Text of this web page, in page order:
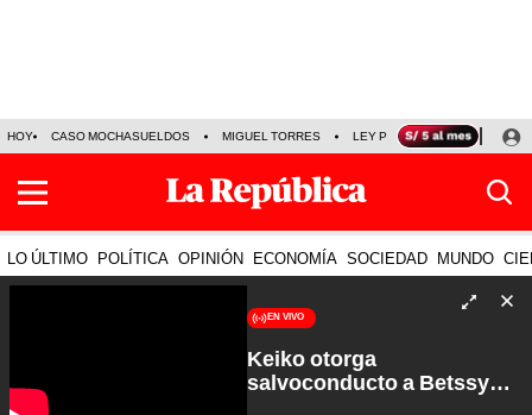
HOY CASO MOCHASUELDOS MIGUEL TORRES LEY PULPÍN PRECIO DEL
LO ÚLTIMO POLÍTICA OPINIÓN ECONOMÍA SOCIEDAD MUNDO
EN VIVO
Keiko otorga
salvoconducto a Betssy